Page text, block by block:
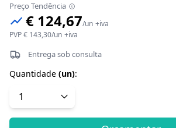
Preço Tendência
€ 124,67/un +iva
PVP€ 143,30/un +iva
Entrega sob consulta
Quantidade (un):